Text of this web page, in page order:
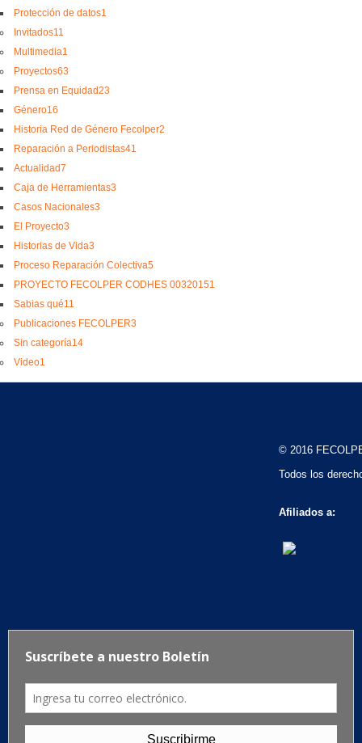
Protección de datos1
Invitados11
Multimedia1
Proyectos63
Prensa en Equidad23
Género16
Historia Red de Género Fecolper2
Reparación a Periodistas41
Actualidad7
Caja de Herramientas3
Casos Nacionales3
El Proyecto3
Historias de Vida3
Proceso Reparación Colectiva5
PROYECTO FECOLPER CODHES 00320151
Sabias qué11
Publicaciones FECOLPER3
Sin categoría14
Video1
© 2016
Todos los
Afiliados a: